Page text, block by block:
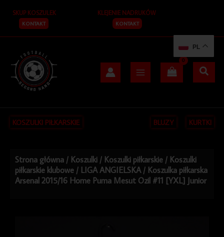
treści
SKUP KOSZULEK
KONTAKT
KLEJENIE NADRUKÓW
KONTAKT
KOSZULKI PIŁKARSKIE BLUZY KURTKI
Strona główna / Koszulki / Koszulki piłkarskie / Koszulki
piłkarskie klubowe / LIGA ANGIELSKA / Koszulka piłkarska
Arsenal 2015/16 Home Puma Mesut Ozil #11 [YXL] Junior
PL